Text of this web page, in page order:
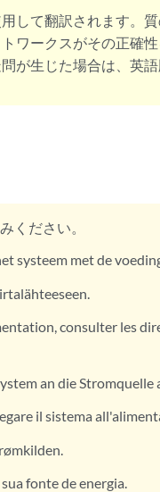
して翻訳されます。
ワークスがその正確
が生じた場合は、英語
ください。
systeem met de
consulter les
an die Stromquelle
il sistema
fonte de energia.